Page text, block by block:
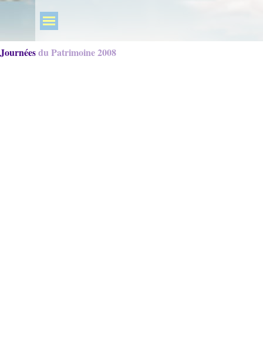
Journées du Patrimoine 2008